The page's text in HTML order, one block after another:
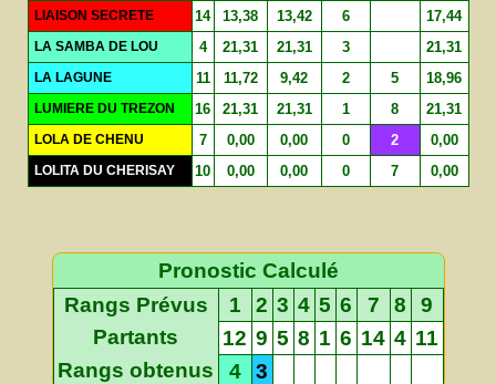
LIAISON SECRETE 14 13,38 13,42 6 17,44
LA SAMBA DE LOU 4 21,31 21,31 3 21,31
LA LAGUNE 11 11,72 9,42 2 5 18,96
LUMIERE DU TREZON 16 21,31 21,31 1 8 21,31
LOLA DE CHENU 7 0,00 0,00 0 2 0,00
LOLITA DU CHERISAY 10 0,00 0,00 0 7 0,00
Pronostic Calculé
Rangs Prévus
1 2 3 4 5 6 7 8
9
Partants
12 9 5 8 1 6 14 4 11
Rangs obtenus
4 3